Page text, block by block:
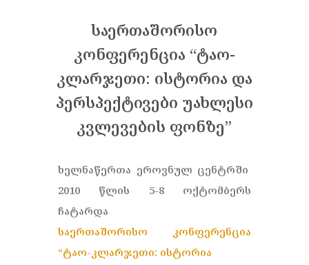
საერთაშორისო
კონფერენცია “ტაო-
კლარჯეთი: ისტორია და
პერსპექტივები უახლესი
კვლევების ფონზე”
ხელნაწერთა ეროვნულ ცენტრში
2010 წლის 5-8 ოქტომბერს
ჩატარდა
საერთაშორისო კონფერენცია
“ტაო-კლარჯეთი: ისტორია